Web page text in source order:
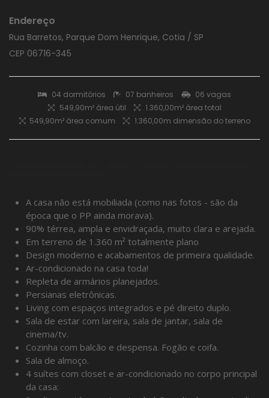
Endereço
Rua Barretos, Parque Dom Henrique, Cotia / SP
CEP 06716-345
04 dormitórios 07 banheiros
06 vagas
549,90m² área útil
1.360,00m² área total
549,90m² área comum
1.360,00m dimensão do terreno
A casa não está mobiliada (como nas fotos - são da
época que o PP ainda morava).
90% térrea, ampla e envidraçada, muito clara e arejada.
Em terreno de 1.360 m² totalmente plano
Design moderno e acabamentos de primeira qualidade.
Ar-condicionado na casa toda!
Repleta de armários planejados.
Persianas eletrônicas.
Living com espaços integrados e pé direito duplo.
Sala de estar com lareira, sala de jantar, sala de
cinema/tv.
Cozinha com balcão e despensa. Fogão e coifa.
Sala de almoço.
4 suítes com closet e ar-condicionado no corpo principal
da casa: